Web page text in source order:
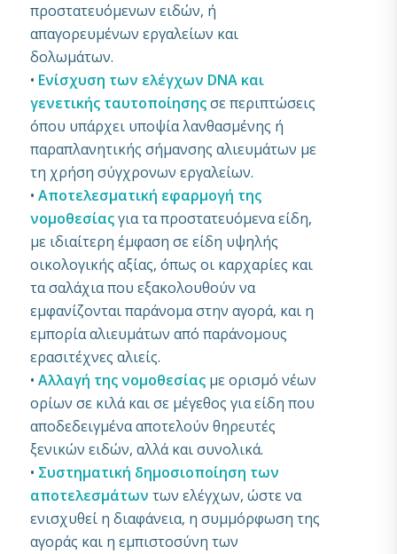
προστατευόμενων ειδών, ή
απαγορευμένων εργαλείων και
δολωμάτων.
• Ενίσχυση των ελέγχων DNA και
γενετικής ταυτοποίησηςσε περιπτώσεις
όπου υπάρχει υποψία λανθασμένης ή
παραπλανητικής σήμανσης αλιευμάτων με
τη χρήση σύγχρονων εργαλείων.
• Αποτελεσματική εφαρμογή της
νομοθεσίαςγια τα προστατευόμενα είδη,
με ιδιαίτερη έμφαση σε είδη υψηλής
οικολογικής αξίας, όπως οι καρχαρίες και
τα σαλάχια που εξακολουθούν να
εμφανίζονται παράνομα στην αγορά, και η
εμπορία αλιευμάτων από παράνομους
ερασιτέχνες αλιείς.
• Αλλαγή της νομοθεσίαςμε ορισμό νέων
ορίων σε κιλά και σε μέγεθος για είδη που
αποδεδειγμένα αποτελούν θηρευτές
ξενικών ειδών, αλλά και συνολικά.
• Συστηματική δημοσιοποίηση των
αποτελεσμάτων των ελέγχων, ώστε να
ενισχυθεί η διαφάνεια, η συμμόρφωση της
αγοράς και η εμπιστοσύνη των